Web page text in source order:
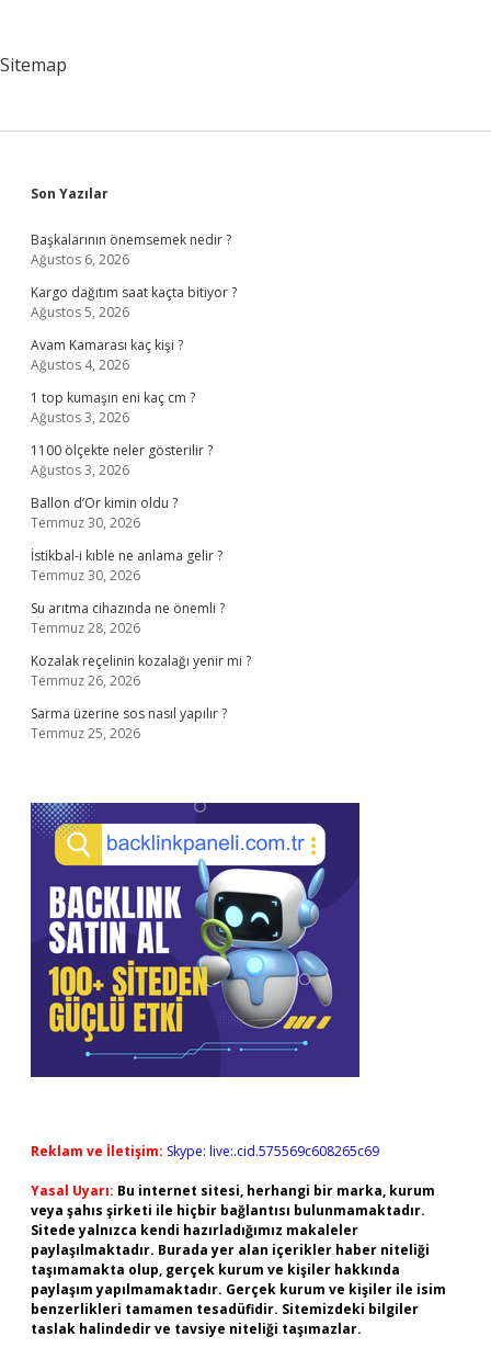
Sitemap
Sidebar
Son Yazılar
Başkalarının önemsemek nedir ?
Ağustos 6, 2026
Kargo dağıtım saat kaçta bitiyor ?
Ağustos 5, 2026
Avam Kamarası kaç kişi ?
Ağustos 4, 2026
1 top kumaşın eni kaç cm ?
Ağustos 3, 2026
1100 ölçekte neler gösterilir ?
Ağustos 3, 2026
Ballon d’Or kimin oldu ?
Temmuz 30, 2026
İstikbal-i kıble ne anlama gelir ?
Temmuz 30, 2026
Su arıtma cihazında ne önemli ?
Temmuz 28, 2026
Kozalak reçelinin kozalağı yenir mi ?
Temmuz 26, 2026
Sarma üzerine sos nasıl yapılır ?
Temmuz 25, 2026
Reklam ve İletişim: Skype: live:.cid.575569c608265c69
Yasal Uyarı: Bu internet sitesi, herhangi bir marka, kurum
veya şahıs şirketi ile hiçbir bağlantısı bulunmamaktadır.
Sitede yalnızca kendi hazırladığımız makaleler
paylaşılmaktadır. Burada yer alan içerikler haber niteliği
taşımamakta olup, gerçek kurum ve kişiler hakkında
paylaşım yapılmamaktadır. Gerçek kurum ve kişiler ile isim
benzerlikleri tamamen tesadüfidir. Sitemizdeki bilgiler
taslak halindedir ve tavsiye niteliği taşımazlar.